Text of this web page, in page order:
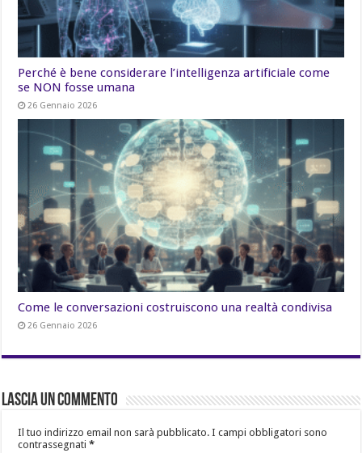
Perché è bene considerare l’intelligenza artificiale come
se NON fosse umana
26 Gennaio 2026
Come le conversazioni costruiscono una realtà condivisa
26 Gennaio 2026
Lascia un commento
Il tuo indirizzo email non sarà pubblicato. I campi obbligatori sono
contrassegnati*